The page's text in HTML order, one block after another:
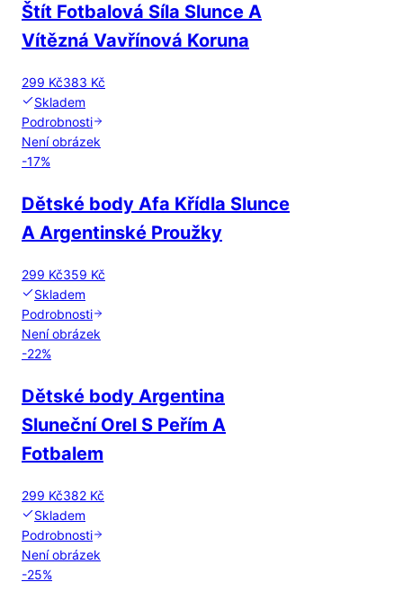
Štít Fotbalová Síla Slunce A
Vítězná Vavřínová Koruna
299 Kč383 Kč
Skladem
Podrobnosti
Není obrázek
-17%
Dětské body Afa Křídla Slunce
A Argentinské Proužky
299 Kč359 Kč
Skladem
Podrobnosti
Není obrázek
-22%
Dětské body Argentina
Sluneční Orel S Peřím A
Fotbalem
299 Kč382 Kč
Skladem
Podrobnosti
Není obrázek
-25%